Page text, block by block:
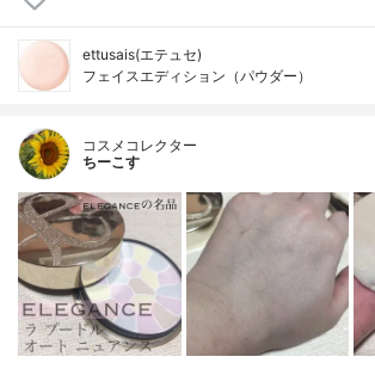
ettusais(エテュセ)
フェイスエディション（パウダー）
コスメコレクター
ちーこす